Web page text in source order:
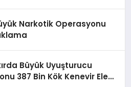
Narkotik Operasyonu
Büyük Uyuşturucu
387 Bin Kök Kenevir Ele